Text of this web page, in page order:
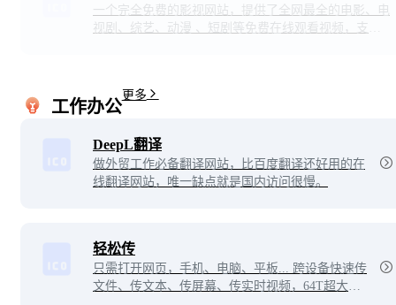
一个完全免费的影视网站，提供了全网最全的电影、电
视剧、综艺、动漫 、短剧等免费在线观看视频，支持
工作办公
更多
DeepL翻译
做外贸工作必备翻译网站，比百度翻译还好用的在
线翻译网站，唯一缺点就是国内访问很慢。
轻松传
只需打开网页，手机、电脑、平板... 跨设备快速传
文件、传文本、传屏幕、传实时视频，64T超大文